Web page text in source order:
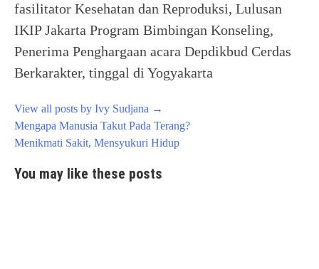
fasilitator Kesehatan dan Reproduksi, Lulusan
IKIP Jakarta Program Bimbingan Konseling,
Penerima Penghargaan acara Depdikbud Cerdas
Berkarakter, tinggal di Yogyakarta
View all posts by Ivy Sudjana →
Post
navigation
Mengapa Manusia Takut Pada Terang?
Menikmati Sakit, Mensyukuri Hidup
You may like these posts